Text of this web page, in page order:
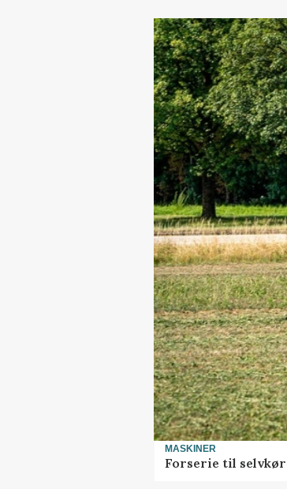
MASKINER
Forserie til